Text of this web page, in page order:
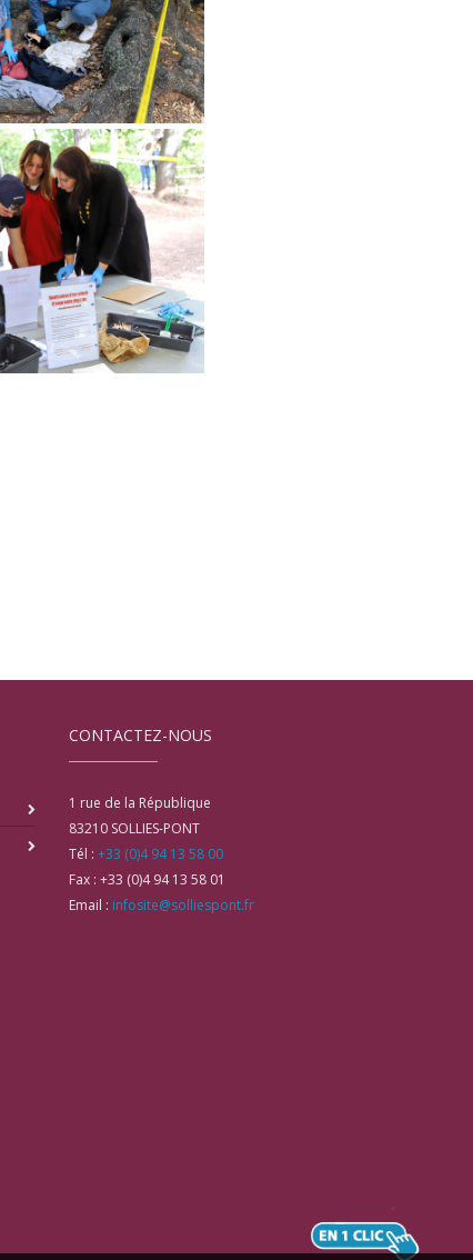
CONTACTEZ-NOUS
1 rue de la République
83210 SOLLIES-PONT
Tél : +33 (0)4 94 13 58 00
Fax : +33 (0)4 94 13 58 01
Email : infosite@solliespont.fr